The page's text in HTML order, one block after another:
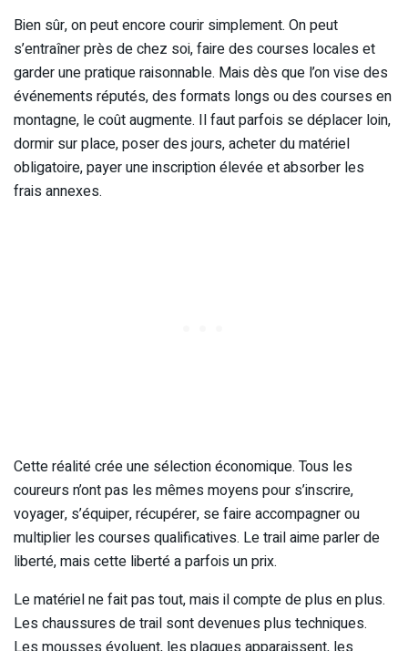
Bien sûr, on peut encore courir simplement. On peut
s’entraîner près de chez soi, faire des courses locales et
garder une pratique raisonnable. Mais dès que l’on vise des
événements réputés, des formats longs ou des courses en
montagne, le coût augmente. Il faut parfois se déplacer loin,
dormir sur place, poser des jours, acheter du matériel
obligatoire, payer une inscription élevée et absorber les
frais annexes.
Cette réalité crée une sélection économique. Tous les
coureurs n’ont pas les mêmes moyens pour s’inscrire,
voyager, s’équiper, récupérer, se faire accompagner ou
multiplier les courses qualificatives. Le trail aime parler de
liberté, mais cette liberté a parfois un prix.
Le matériel ne fait pas tout, mais il compte de plus en plus.
Les chaussures de trail sont devenues plus techniques.